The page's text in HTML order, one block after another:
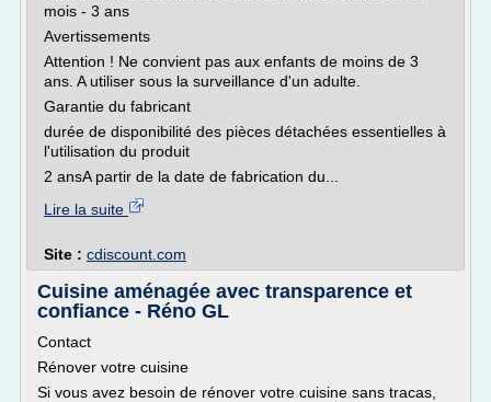
mois - 3 ans
Avertissements
Attention ! Ne convient pas aux enfants de moins de 3
ans. A utiliser sous la surveillance d'un adulte.
Garantie du fabricant
durée de disponibilité des pièces détachées essentielles à
l'utilisation du produit
2 ansA partir de la date de fabrication du...
Lire la suite
Site : cdiscount.com
Cuisine aménagée avec transparence et
confiance - Réno GL
Contact
Rénover votre cuisine
Si vous avez besoin de rénover votre cuisine sans tracas,